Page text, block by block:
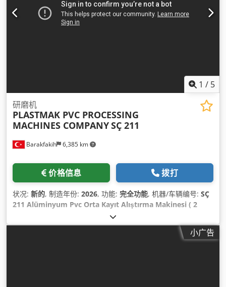
1 / 5
Barakfakih 6,385 km
研磨机
PLASTMAK PVC PROCESSING
MACHINES COMPANYSÇ 211
价格信息 拨打
状况: 新的, 制造年份: 2026, 功能: 完全功能, 机器/车辆编号: SÇ
211 Alüminyum Pvc Orta Kayıt Alıştırma Makinesi ( 2
小广告